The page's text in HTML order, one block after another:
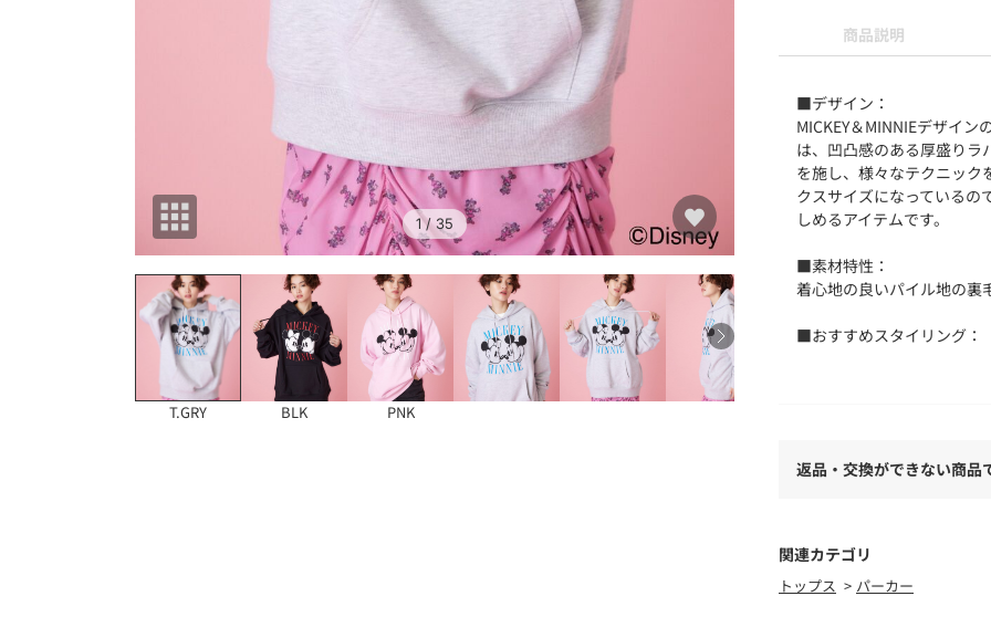
1/ 35
T.GRY BLK PNK
商品説明
■デザイン：
MICKEY＆MINNIEデザイ
は、凹凸感のある厚盛りラ
を施し、様々なテクニック
クスサイズになっているの
しめるアイテムです。
■素材特性：
着心地の良いパイル地の裏
■おすすめスタイリング：
■裏地：なし
※プリントの出方に個体差
リントを重ねるとくっつい
返品・交換ができない商品
関連カテゴリ
トップス パーカー